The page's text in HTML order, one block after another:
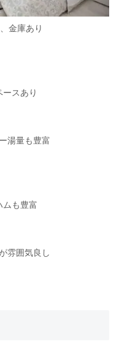
金庫あり
スあり
湯量も豊富
ムも豊富
雰囲気良し